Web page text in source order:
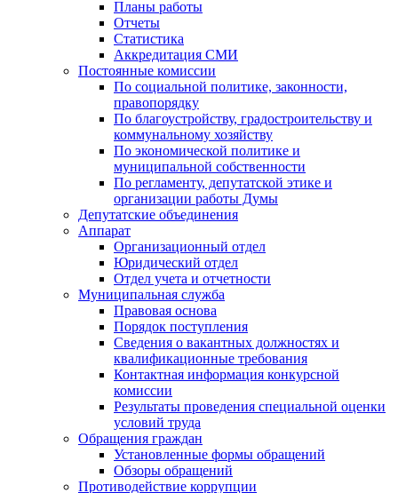
Планы работы
Отчеты
Статистика
Аккредитация СМИ
Постоянные комиссии
По социальной политике, законности,
правопорядку
По благоустройству, градостроительству и
коммунальному хозяйству
По экономической политике и
муниципальной собственности
По регламенту, депутатской этике и
организации работы Думы
Депутатские объединения
Аппарат
Организационный отдел
Юридический отдел
Отдел учета и отчетности
Муниципальная служба
Правовая основа
Порядок поступления
Сведения о вакантных должностях и
квалификационные требования
Контактная информация конкурсной
комиссии
Результаты проведения специальной оценки
условий труда
Обращения граждан
Установленные формы обращений
Обзоры обращений
Противодействие коррупции